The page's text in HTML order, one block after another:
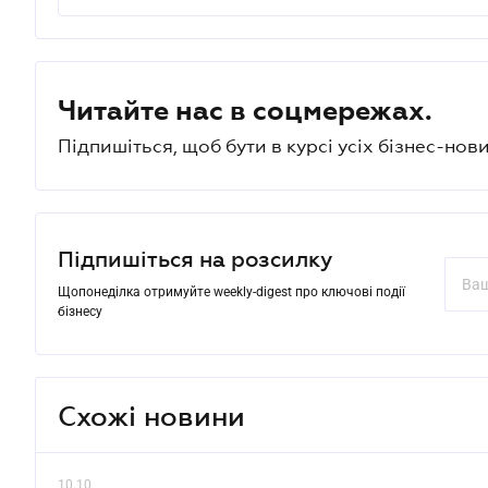
Читайте нас в соцмережах.
Підпишіться, щоб бути в курсі усіх бізнес-
Підпишіться на розсилку
Щопонеділка отримуйте weekly-digest про ключові події
бізнесу
Схожі новини
10.10